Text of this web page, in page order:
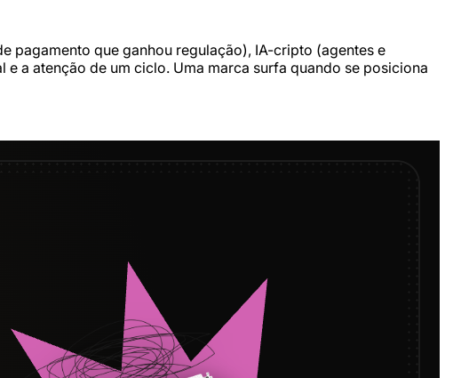
pagamento que ganhou regulação), IA-cripto (agentes e
a atenção de um ciclo. Uma marca surfa quando se posiciona